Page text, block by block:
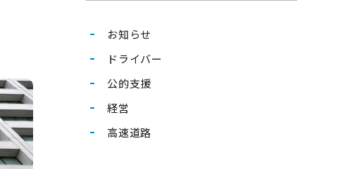
お知らせ
ドライバー
公的支援
経営
高速道路